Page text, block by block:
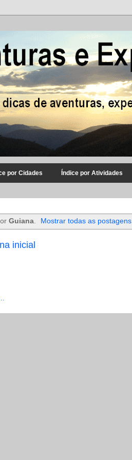
por Cidades Índice por Atividades
Guiana. Mostrar todas as postagens
inicial